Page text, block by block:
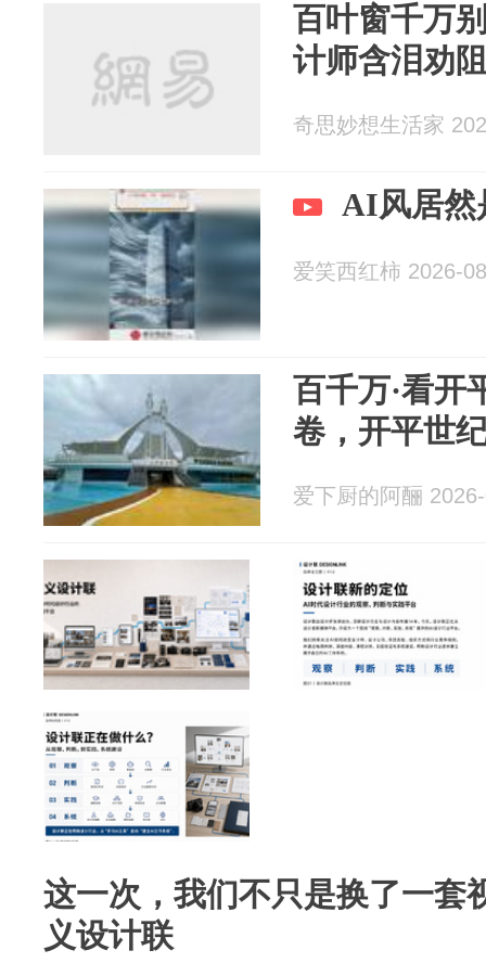
百叶窗千万
计师含泪劝
奇思妙想生活家
AI风居然
爱笑西红柿 2026-
百千万·看开
卷，开平世
爱下厨的阿酾
这一次，我们不只是换了一套
义设计联